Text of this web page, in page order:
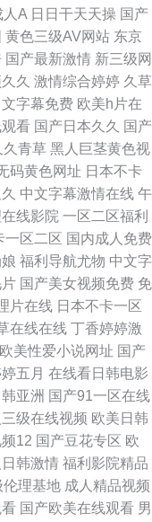
人A 日日干天天操 国产
黄色三级AV网站 东京
国产最新激情 新三级网
久 激情综合婷婷 久草
字幕免费 欧美h片在
看 国产日本久久 国产
久青草 黑人巨茎黄色视
码黄色网址 日本不卡
中文字幕激情在线 午
线影院 一区二区福利
一区二区 国内成人免费
福利导航尤物 中文字
国产美女视频免费 免
片在线 日本不卡一区
在线在线 丁香婷婷激
欧美性爱小说网址 国产
五月 在线看日韩电影
亚洲 国产91一区在线
三级在线视频 欧美日韩
12 国产豆花专区 欧
日韩激情 福利影院精品
伦理基地 成人精品视频
国产欧美在线观看 男